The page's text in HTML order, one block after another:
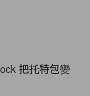
把托特包變